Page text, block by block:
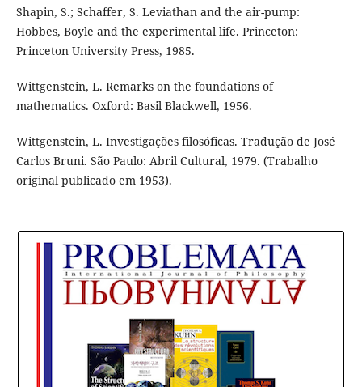
Shapin, S.; Schaffer, S. Leviathan and the air-pump:
Hobbes, Boyle and the experimental life. Princeton:
Princeton University Press, 1985.
Wittgenstein, L. Remarks on the foundations of
mathematics. Oxford: Basil Blackwell, 1956.
Wittgenstein, L. Investigações filosóficas. Tradução de José
Carlos Bruni. São Paulo: Abril Cultural, 1979. (Trabalho
original publicado em 1953).